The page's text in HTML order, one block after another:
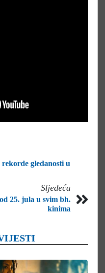
gledanosti u
Sljedeća
25. jula u svim bh.
kinima